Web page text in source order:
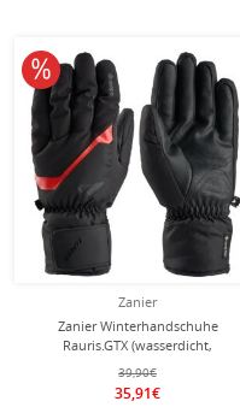
Zanier
Zanier Winterhandschuhe
Rauris.GTX (wasserdicht,
atmungsaktiv) schwarz/rot
39,90€
35,91€
10% reduziert